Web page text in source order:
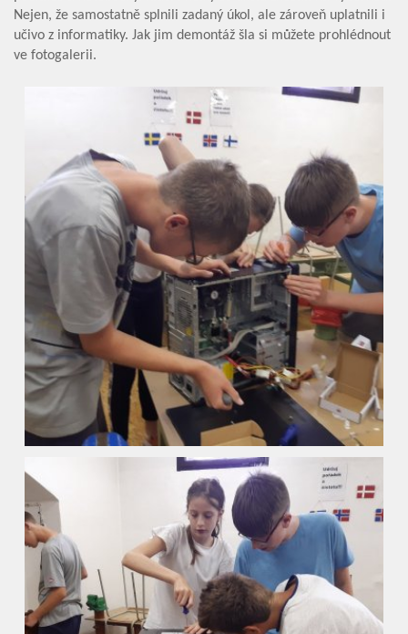
Základní škola
ZŠ speciální
ZŠ a MŠ při nemocnici
Školní družina
Fotogalerie
Kalendář akcí
Aktuality
Kontakty
Vyhledávání na webu
Nejen, že samostatně splnili zadaný úkol, ale zároveň uplatnili i
učivo z informatiky. Jak jim demontáž šla si můžete prohlédnout
ve fotogalerii.